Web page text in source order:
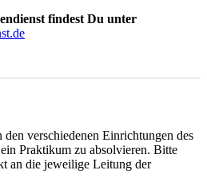
findest Du unter
verschiedenen Einrichtungen des
Praktikum zu absolvieren. Bitte
an die jeweilige Leitung der